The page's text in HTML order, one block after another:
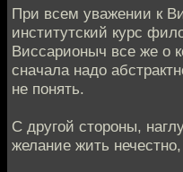
При всем уважении к
институтский курс
Виссарионыч все же о
сначала надо
не понять.
С другой стороны,
желание жить